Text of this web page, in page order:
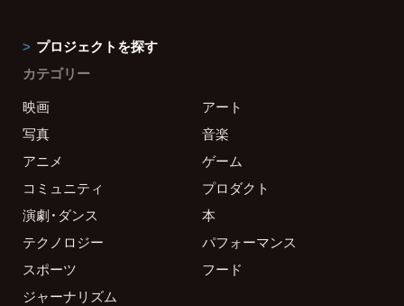
プロジェクトを探す
カテゴリー
映画
アート
写真
音楽
アニメ
ゲーム
コミュニティ
プロダクト
演劇・ダンス
本
テクノロジー
パフォーマンス
スポーツ
フード
ジャーナリズム